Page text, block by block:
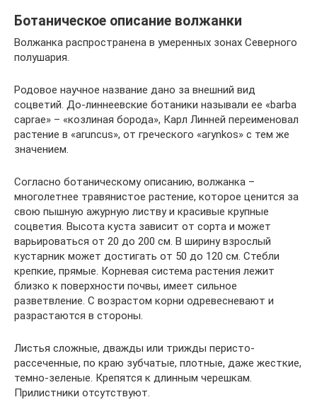
Ботаническое описание волжанки
Волжанка распространена в умеренных зонах Северного
полушария.
Родовое научное название дано за внешний вид
соцветий. До-линнеевские ботаники называли ее «barba
caprae» – «козлиная борода», Карл Линней переименовал
растение в «aruncus», от греческого «arynkos» с тем же
значением.
Согласно ботаническому описанию, волжанка –
многолетнее травянистое растение, которое ценится за
свою пышную ажурную листву и красивые крупные
соцветия. Высота куста зависит от сорта и может
варьироваться от 20 до 200 см. В ширину взрослый
кустарник может достигать от 50 до 120 см. Стебли
крепкие, прямые. Корневая система растения лежит
близко к поверхности почвы, имеет сильное
разветвление. С возрастом корни одревесневают и
разрастаются в стороны.
Листья сложные, дважды или трижды перисто-
рассеченные, по краю зубчатые, плотные, даже жесткие,
темно-зеленые. Крепятся к длинным черешкам.
Прилистники отсутствуют.